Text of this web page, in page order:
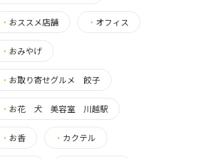
・ おススメ店舗 ・ オフィス
・ おみやげ
・ お取り寄せグルメ 餃子
・ お花 犬 美容室 川越駅
・ お香 ・ カクテル